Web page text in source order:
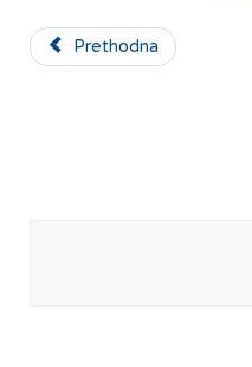
Prethodna